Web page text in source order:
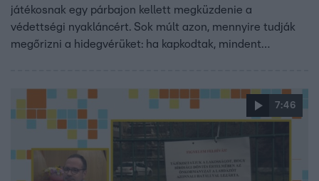
játékosnak egy párbajon kellett megküzdenie a
védettségi nyakláncért. Sok múlt azon, mennyire tudják
megőrizni a hidegvérüket: ha kapkodtak, mindent
7:46